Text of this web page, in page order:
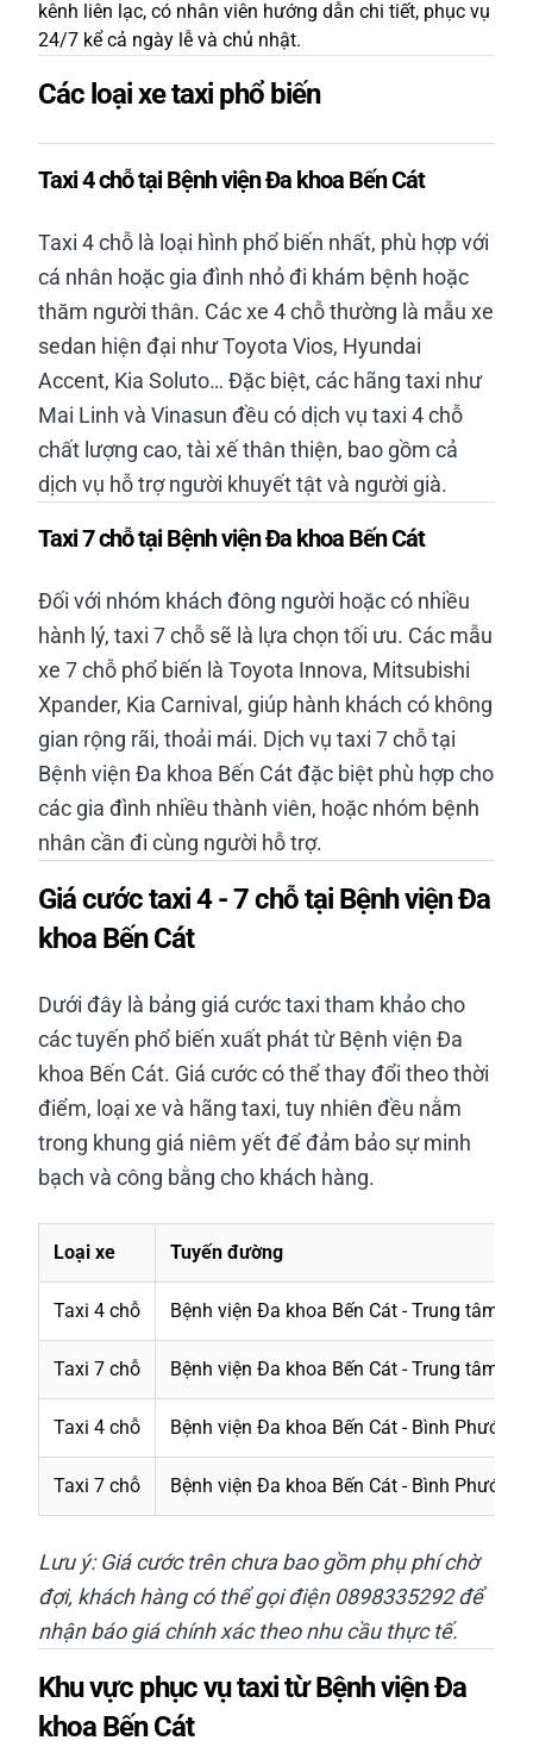
kênh liên lạc, có nhân viên hướng dẫn chi tiết, phục vụ
24/7 kể cả ngày lễ và chủ nhật.
Các loại xe taxi phổ biến
Taxi 4 chỗ tại Bệnh viện Đa khoa Bến Cát
Taxi 4 chỗ là loại hình phổ biến nhất, phù hợp với
cá nhân hoặc gia đình nhỏ đi khám bệnh hoặc
thăm người thân. Các xe 4 chỗ thường là mẫu xe
sedan hiện đại như Toyota Vios, Hyundai
Accent, Kia Soluto… Đặc biệt, các hãng taxi như
Mai Linh và Vinasun đều có dịch vụ taxi 4 chỗ
chất lượng cao, tài xế thân thiện, bao gồm cả
dịch vụ hỗ trợ người khuyết tật và người già.
Taxi 7 chỗ tại Bệnh viện Đa khoa Bến Cát
Đối với nhóm khách đông người hoặc có nhiều
hành lý, taxi 7 chỗ sẽ là lựa chọn tối ưu. Các mẫu
xe 7 chỗ phổ biến là Toyota Innova, Mitsubishi
Xpander, Kia Carnival, giúp hành khách có không
gian rộng rãi, thoải mái. Dịch vụ taxi 7 chỗ tại
Bệnh viện Đa khoa Bến Cát đặc biệt phù hợp cho
các gia đình nhiều thành viên, hoặc nhóm bệnh
nhân cần đi cùng người hỗ trợ.
Giá cước taxi 4 - 7 chỗ tại Bệnh viện Đa
khoa Bến Cát
Dưới đây là bảng giá cước taxi tham khảo cho
các tuyến phổ biến xuất phát từ Bệnh viện Đa
khoa Bến Cát. Giá cước có thể thay đổi theo thời
điểm, loại xe và hãng taxi, tuy nhiên đều nằm
trong khung giá niêm yết để đảm bảo sự minh
bạch và công bằng cho khách hàng.
Loại xe Tuyến đường
Taxi 4 chỗ Bệnh viện Đa khoa Bến Cát - Trung tâm
Taxi 7 chỗ Bệnh viện Đa khoa Bến Cát - Trung tâm
Taxi 4 chỗ Bệnh viện Đa khoa Bến Cát - Bình Phước
Taxi 7 chỗ Bệnh viện Đa khoa Bến Cát - Bình Phước
Lưu ý: Giá cước trên chưa bao gồm phụ phí chờ
đợi, khách hàng có thể gọi điện 0898335292 để
nhận báo giá chính xác theo nhu cầu thực tế.
Khu vực phục vụ taxi từ Bệnh viện Đa
khoa Bến Cát